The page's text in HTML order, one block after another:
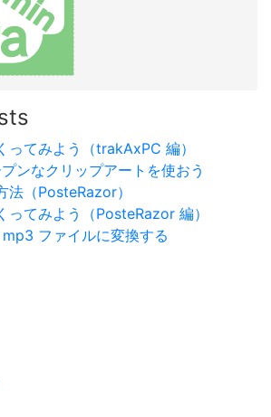
ってみよう（trakAxPC 編）
ンなクリップアートを使おう
法（PosteRazor）
ってみよう（PosteRazor 編）
ファイルに変換する